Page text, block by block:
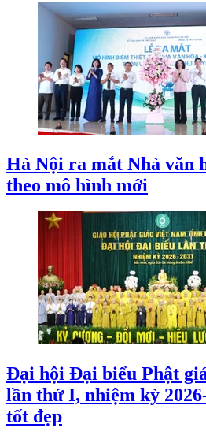
Hà Nội ra mắt Nhà văn
theo mô hình mới
Đại hội Đại biểu Phật
lần thứ I, nhiệm kỳ
tốt đẹp